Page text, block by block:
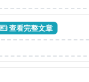
查看完整文章